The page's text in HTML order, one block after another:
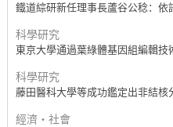
鐵道綜研新任理事長蘆谷公稔：
科學研究
東京大學通過葉綠體基因組編輯
科學研究
藤田醫科大學等成功鑑定出非結
經濟・社會